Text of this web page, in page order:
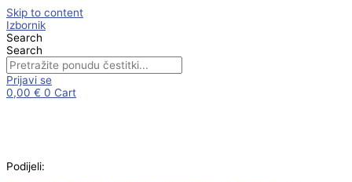
Skip to content
Izbornik
Search
Search
Prijavi se
0,00 € 0 Cart
Podijeli: